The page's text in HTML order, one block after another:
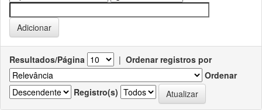
Resultados/Página | Ordenar registros por
Ordenar
Registro(s)